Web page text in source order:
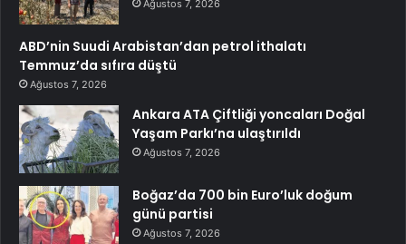
Ağustos 7, 2026
ABD’nin Suudi Arabistan’dan petrol ithalatı
Temmuz’da sıfıra düştü
Ağustos 7, 2026
Ankara ATA Çiftliği yoncaları Doğal
Yaşam Parkı’na ulaştırıldı
Ağustos 7, 2026
Boğaz’da 700 bin Euro’luk doğum
günü partisi
Ağustos 7, 2026